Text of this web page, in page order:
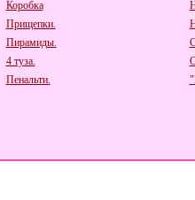
Коробка
Прищепки.
Пирамиды.
4 туза.
Пенальти.